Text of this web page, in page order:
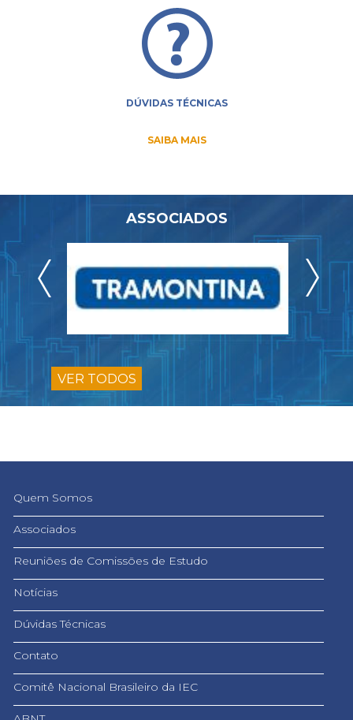
DÚVIDAS TÉCNICAS
SAIBA MAIS
ASSOCIADOS
VER TODOS
Quem Somos
Associados
Reuniões de Comissões de Estudo
Notícias
Dúvidas Técnicas
Contato
Comitê Nacional Brasileiro da IEC